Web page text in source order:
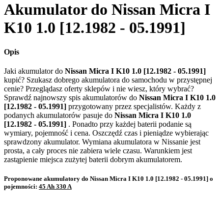
Akumulator do Nissan Micra I
K10 1.0 [12.1982 - 05.1991]
Opis
Jaki akumulator do Nissan Micra I K10 1.0 [12.1982 - 05.1991]
kupić? Szukasz dobrego akumulatora do samochodu w przystępnej
cenie? Przeglądasz oferty sklepów i nie wiesz, który wybrać?
Sprawdź najnowszy spis akumulatorów do Nissan Micra I K10 1.0
[12.1982 - 05.1991] przygotowany przez specjalistów. Każdy z
podanych akumulatorów pasuje do Nissan Micra I K10 1.0
[12.1982 - 05.1991] . Ponadto przy każdej baterii podanie są
wymiary, pojemność i cena. Oszczędź czas i pieniądze wybierając
sprawdzony akumulator. Wymiana akumulatora w Nissanie jest
prosta, a cały proces nie zabiera wiele czasu. Warunkiem jest
zastąpienie miejsca zużytej baterii dobrym akumulatorem.
Proponowane akumulatory do Nissan Micra I K10 1.0 [12.1982 - 05.1991] o
pojemności: 45 Ah 330 A